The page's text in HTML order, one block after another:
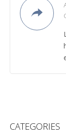
CATEGORIES